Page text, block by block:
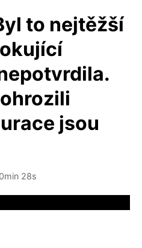
to nejtěžší
jsou
28s